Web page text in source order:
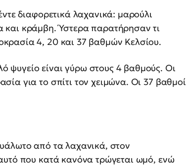
διαφορετικά λαχανικά: μαρούλι
και κράμβη. Ύστερα παρατήρησαν τι
4, 20 και 37 βαθμών Κελσίου.
ψυγείο είναι γύρω στους 4 βαθμούς. Οι
για το σπίτι τον χειμώνα. Οι 37 βαθμοί
από τα λαχανικά, στον
που κατά κανόνα τρώγεται ωμό, ενώ